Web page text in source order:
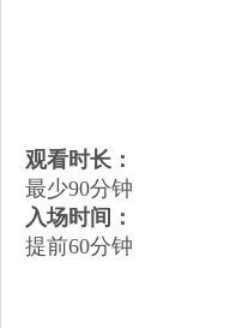
观看时长：
最少90分钟
入场时间：
提前60分钟